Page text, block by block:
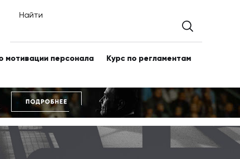
Найти
мотивации персонала
Курс по регламентам